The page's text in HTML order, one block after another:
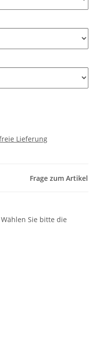
Lieferung
Frage zum Artikel
Sie bitte die